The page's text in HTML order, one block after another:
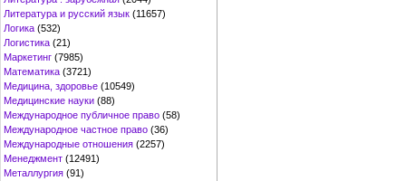
Литература и русский язык (11657)
Логика (532)
Логистика (21)
Маркетинг (7985)
Математика (3721)
Медицина, здоровье (10549)
Медицинские науки (88)
Международное публичное право (58)
Международное частное право (36)
Международные отношения (2257)
Менеджмент (12491)
Металлургия (91)